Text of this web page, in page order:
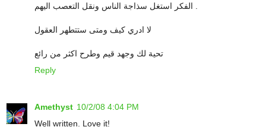
لا ادري كيف ومتى ستتطهر العقول
تحية لك وجهد قيم وطرح اكثر من رائع
Reply
Amethyst 10/2/08 4:04 PM
Well written. Love it!